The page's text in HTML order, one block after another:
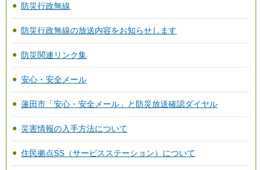
防災行政無線
防災行政無線の放送内容をお知らせします
防災関連リンク集
安心・安全メール
蓮田市「安心・安全メール」と防災放送確認ダイヤル
災害情報の入手方法について
住民拠点SS（サービスステーション）について